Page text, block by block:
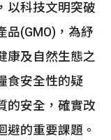
以科技文明突破
品(GMO)，為紓
康及自然生態之
食安全性的疑
的安全，確實改
避的重要課題。